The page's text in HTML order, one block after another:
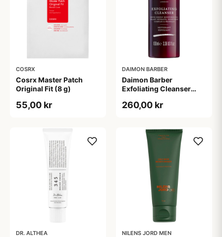
COSRX
Cosrx Master Patch
Original Fit (8 g)
55,00 kr
DAIMON BARBER
Daimon Barber
Exfoliating Cleanser
260,00 kr
DR. ALTHEA NILENS JORD MEN